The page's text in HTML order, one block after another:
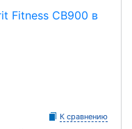
К сравнению